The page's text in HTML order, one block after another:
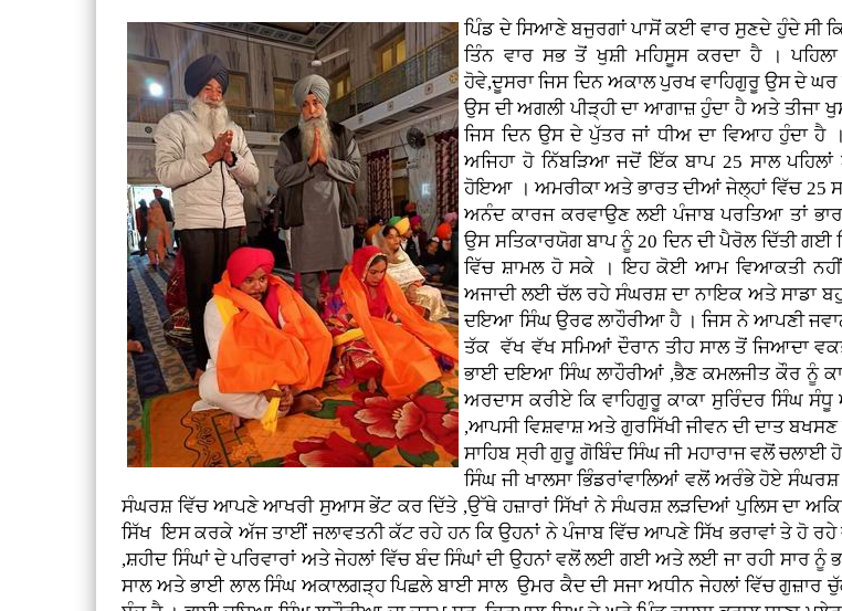
ਪਿੰਡ ਦੇ ਸਿਆਣੇ ਬਜੁਰਗਾਂ ਪਾਸੋਂ ਕਈ ਵਾਰ ਸੁਣਦੇ ਹੁੰਦੇ ਸੀ
ਤਿੰਨ ਵਾਰ ਸਭ ਤੋਂ ਖੁਸ਼ੀ ਮਹਿਸੂਸ ਕਰਦਾ ਹੈ ।
ਹੋਵੇ,ਦੂਸਰਾ ਜਿਸ ਦਿਨ ਅਕਾਲ ਪੁਰਖ ਵਾਹਿਗੁਰੂ ਉਸ ਦੇ ਘਰ
ਉਸ ਦੀ ਅਗਲੀ ਪੀੜ੍ਹੀ ਦਾ ਆਗਾਜ਼ ਹੁੰਦਾ ਹੈ ਅਤੇ ਤੀਜਾ
ਜਿਸ ਦਿਨ ਉਸ ਦੇ ਪੁੱਤਰ ਜਾਂ ਧੀਅ ਦਾ ਵਿਆਹ ਹੁੰਦਾ ਹੈ
ਅਜਿਹਾ ਹੋ ਨਿੱਬੜਿਆ ਜਦੋਂ ਇੱਕ ਬਾਪ 25 ਸਾਲ
ਹੋਇਆ । ਅਮਰੀਕਾ ਅਤੇ ਭਾਰਤ ਦੀਆਂ ਜੇਲ੍ਹਾਂ ਵਿੱਚ 25
ਅਨੰਦ ਕਾਰਜ ਕਰਵਾਉਣ ਲਈ ਪੰਜਾਬ ਪਰਤਿਆ ਤਾਂ
ਉਸ ਸਤਿਕਾਰਯੋਗ ਬਾਪ ਨੂੰ 20 ਦਿਨ ਦੀ ਪੈਰੋਲ ਦਿੱਤੀ
ਵਿੱਚ ਸ਼ਾਮਲ ਹੋ ਸਕੇ । ਇਹ ਕੋਈ ਆਮ ਵਿਆਕਤੀ ਨਹੀਂ
ਅਜਾਦੀ ਲਈ ਚੱਲ ਰਹੇ ਸੰਘਰਸ਼ ਦਾ ਨਾਇਕ ਅਤੇ ਸਾਡਾ
ਦਇਆ ਸਿੰਘ ਉਰਫ ਲਾਹੌਰੀਆ ਹੈ । ਜਿਸ ਨੇ ਆਪਣੀ
ਤੱਕ ਵੱਖ ਵੱਖ ਸਮਿਆਂ ਦੌਰਾਨ ਤੀਹ ਸਾਲ ਤੋਂ ਜਿਆਦਾ
ਭਾਈ ਦਇਆ ਸਿੰਘ ਲਾਹੌਰੀਆਂ ,ਭੈਣ ਕਮਲਜੀਤ ਕੌਰ ਨੂੰ
ਅਰਦਾਸ ਕਰੀਏ ਕਿ ਵਾਹਿਗੁਰੂ ਕਾਕਾ ਸੁਰਿੰਦਰ ਸਿੰਘ
,ਆਪਸੀ ਵਿਸ਼ਵਾਸ਼ ਅਤੇ ਗੁਰਸਿੱਖੀ ਜੀਵਨ ਦੀ ਦਾਤ
ਸਾਹਿਬ ਸ੍ਰੀ ਗੁਰੂ ਗੋਬਿੰਦ ਸਿੰਘ ਜੀ ਮਹਾਰਾਜ ਵਲੋਂ
ਸਿੰਘ ਜੀ ਖਾਲਸਾ ਭਿੰਡਰਾਂਵਾਲਿਆਂ ਵਲੋਂ ਅਰੰਭੇ ਹੋਏ
ਸੰਘਰਸ਼ ਵਿੱਚ ਆਪਣੇ ਆਖਰੀ ਸੁਆਸ ਭੇਂਟ ਕਰ ਦਿੱਤੇ ,ਉੱਥੇ ਹਜ਼ਾਰਾਂ ਸਿੱਖਾਂ ਨੇ ਸੰਘਰਸ਼ ਲੜਦਿਆਂ ਪੁਲਿਸ ਦਾ
ਸਿੱਖ ਇਸ ਕਰਕੇ ਅੱਜ ਤਾਈਂ ਜਲਾਵਤਨੀ ਕੱਟ ਰਹੇ ਹਨ ਕਿ ਉਹਨਾਂ ਨੇ ਪੰਜਾਬ ਵਿੱਚ ਆਪਣੇ ਸਿੱਖ ਭਰਾਵਾਂ ਤੇ ਹੋ
,ਸ਼ਹੀਦ ਸਿੰਘਾਂ ਦੇ ਪਰਿਵਾਰਾਂ ਅਤੇ ਜੇਹਲਾਂ ਵਿੱਚ ਬੰਦ ਸਿੰਘਾਂ ਦੀ ਉਹਨਾਂ ਵਲੋਂ ਲਈ ਗਈ ਅਤੇ ਲਈ ਜਾ ਰਹੀ ਸਾਰ
ਸਾਲ ਅਤੇ ਭਾਈ ਲਾਲ ਸਿੰਘ ਅਕਾਲਗੜ੍ਹ ਪਿਛਲੇ ਬਾਈ ਸਾਲ ਉਮਰ ਕੈਦ ਦੀ ਸਜਾ ਅਧੀਨ ਜੇਹਲਾਂ ਵਿੱਚ ਗੁਜ਼ਾਰ